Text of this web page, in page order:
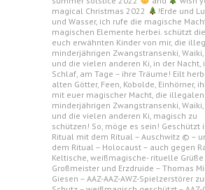
magical Christmas 2022
!Erde und
und Wasser, ich rufe die magische
magischen Elemente herbei. schützt
euch erwähnten Kinder von mir, die
minderjährigen Zwangstransenki, Waiki,
und die vielen anderen Ki, in der Nacht,
Schlaf, am Tage – ihre Träume! Eilt
alten Götter, Feen, Kobolde, Einhörner,
mit euer magischer Macht, die illegalen
minderjährigen Zwangstransenki, Waiki,
und die vielen anderen Ki, magisch zu
schützen! So, möge es sein! Geschützt
Ritual mit dem Ritual – Auschwitz © –
dem Ritual – Holocaust – auch gegen
Keltische, weißmagische- rituelle Grüße
Großmeister und Erzdruide – Thomas
Giesen – AAZ-AAZ-AWZ-Spielzerstörer